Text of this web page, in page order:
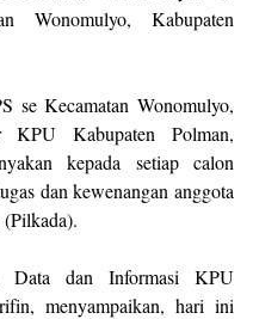
Wonomulyo, Kabupaten
se Kecamatan Wonomulyo,
KPU Kabupaten Polman,
kepada setiap calon
dan kewenangan anggota
Data dan Informasi KPU
menyampaikan, hari ini